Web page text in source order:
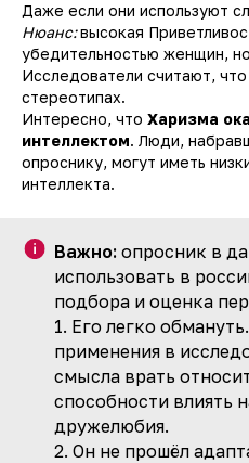
Даже если они используют
Нюанс:высокая
убедительностью женщин,
Исследователи считают,
стереотипах.
Интересно, что Харизма
интеллектом. Люди,
опроснику, могут иметь
интеллекта.
Важно: опросник в
использовать в
подбора и оценка
1. Его легко
применения в
смысла врать
способности влиять
дружелюбия.
2. Он не прошёл